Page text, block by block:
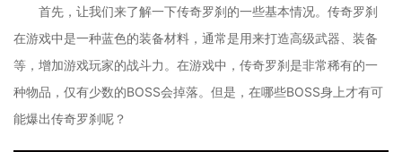
首先，让我们来了解一下传奇罗刹的一些基本情况。传奇罗刹
在游戏中是一种蓝色的装备材料，通常是用来打造高级武器、装备
等，增加游戏玩家的战斗力。在游戏中，传奇罗刹是非常稀有的一
种物品，仅有少数的BOSS会掉落。但是，在哪些BOSS身上才有可
能爆出传奇罗刹呢？